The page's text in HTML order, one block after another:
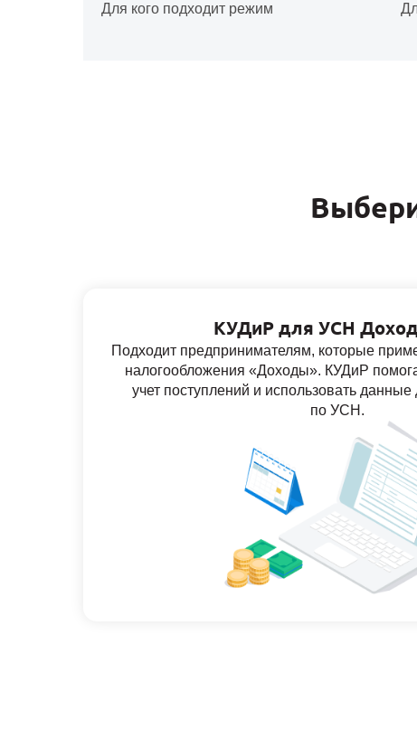
Для кого подходит режим
КУДиР для УСН
Подходит предпринимателям, которые
налогообложения «Доходы». КУДиР
учет поступлений и использовать данные
по УСН.